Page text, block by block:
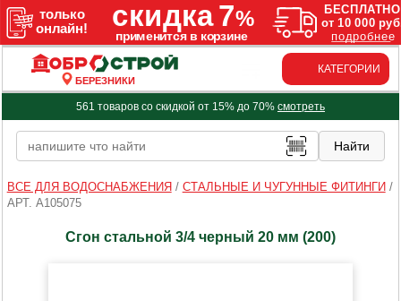
БЕРЕЗНИКИ
КАТЕГОРИИ
561 товаров со скидкой от 15% до 70% смотреть
ВСЕ ДЛЯ ВОДОСНАБЖЕНИЯ / СТАЛЬНЫЕ И ЧУГУННЫЕ ФИТИНГИ /
АРТ. A105075
Сгон стальной 3/4 черный 20 мм (200)